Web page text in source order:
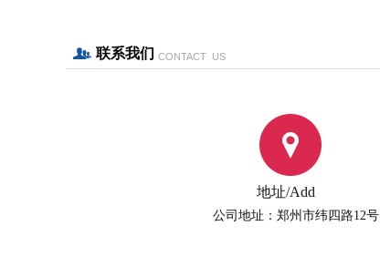
联系我们 CONTACT US
地址/Add
公司地址： 郑州市纬四路12号